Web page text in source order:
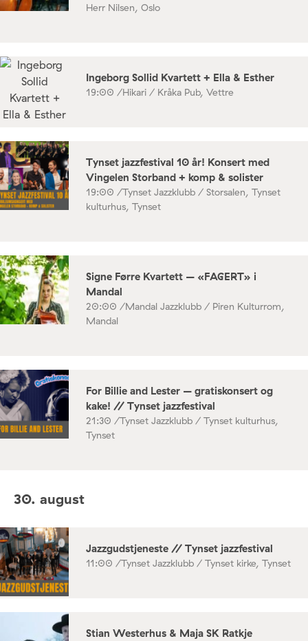
Herr Nilsen, Oslo
Ingeborg Sollid Kvartett + Ella & Esther
19:00 /Hikari / Kråka Pub, Vettre
Tynset jazzfestival 10 år! Konsert med
Vingelen Storband + komp & solister
19:00 /Tynset Jazzklubb / Storsalen, Tynset
kulturhus, Tynset
Signe Førre Kvartett – «FAGERT» i
Mandal
20:00 /Mandal Jazzklubb / Piren Kulturrom,
Mandal
For Billie and Lester – gratiskonsert og
kake! // Tynset jazzfestival
21:30 /Tynset Jazzklubb / Tynset kulturhus,
Tynset
30. august
Jazzgudstjeneste // Tynset jazzfestival
11:00 /Tynset Jazzklubb / Tynset kirke, Tynset
Stian Westerhus & Maja SK Ratkje